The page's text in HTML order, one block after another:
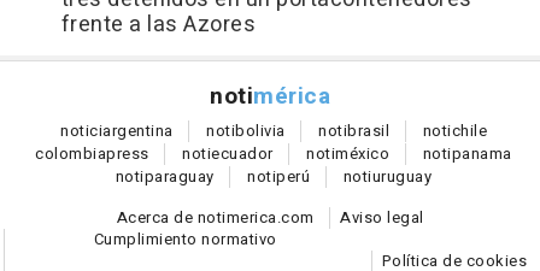
frente a las Azores
notimérica
noticiargentina notibolivia notibrasil notichile
colombiapress notiecuador notiméxico notipanama
notiparaguay notiperú notiuruguay
Acerca de notimerica.com
Aviso legal
Cumplimiento normativo
Política de cookies